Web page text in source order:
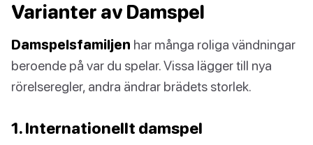
Varianter av Damspel
Damspelsfamiljen har många roliga vändningar
beroende på var du spelar. Vissa lägger till nya
rörelseregler, andra ändrar brädets storlek.
1. Internationellt damspel